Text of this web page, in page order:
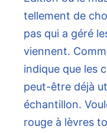
tellement de
pas qui a géré
viennent.
indique que les
peut-être déjà
échantillon.
rouge à lèvres